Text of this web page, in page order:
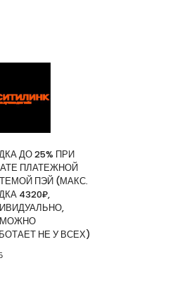
4K
ДО 25% ПРИ
ПЛАТЕЖНОЙ
ПЭЙ (МАКС.
4320₽,
НЕ У ВСЕХ)